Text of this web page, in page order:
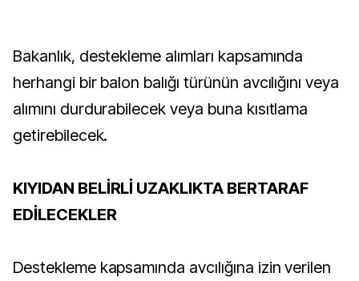
Bakanlık, destekleme alımları kapsamında
herhangi bir balon balığı türünün avcılığını veya
alımını durdurabilecek veya buna kısıtlama
getirebilecek.
KIYIDAN BELİRLİ UZAKLIKTA BERTARAF
EDİLECEKLER
Destekleme kapsamında avcılığına izin verilen